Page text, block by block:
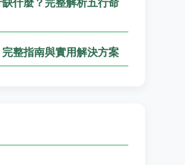
整指南與實用解決方案